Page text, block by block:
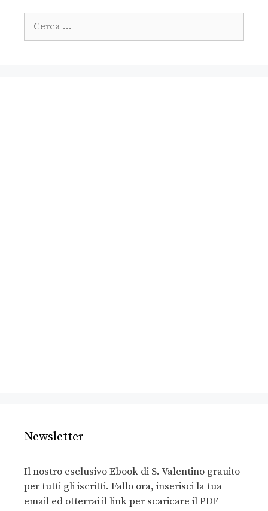
Newsletter
Il nostro esclusivo Ebook di S. Valentino grauito
per tutti gli iscritti. Fallo ora, inserisci la tua
email ed otterrai il link per scaricare il PDF